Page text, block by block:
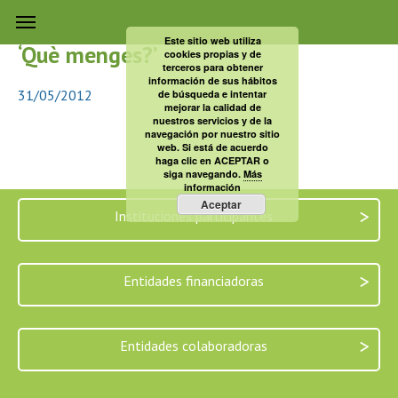
El Proyecto INMA en el documental
‘Què menges?’
31/05/2012
Instituciones participantes >
Entidades financiadoras >
Entidades colaboradoras >
Este sitio web utiliza
cookies propias y de
terceros para obtener
información de sus hábitos
de búsqueda e intentar
mejorar la calidad de
nuestros servicios y de la
navegación por nuestro sitio
web. Si está de acuerdo
haga clic en ACEPTAR o
siga navegando. Más
información
Aceptar